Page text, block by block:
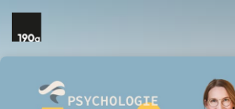
Skip header